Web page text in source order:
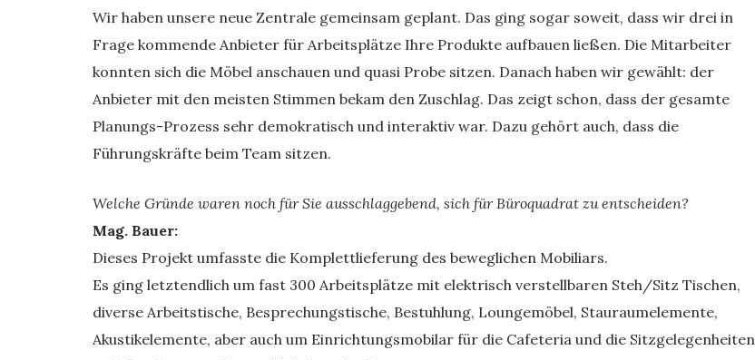
Wir haben unsere neue Zentrale gemeinsam geplant. Das ging sogar soweit, dass wir drei in
Frage kommende Anbieter für Arbeitsplätze Ihre Produkte aufbauen ließen. Die Mitarbeiter
konnten sich die Möbel anschauen und quasi Probe sitzen. Danach haben wir gewählt: der
Anbieter mit den meisten Stimmen bekam den Zuschlag. Das zeigt schon, dass der gesamte
Planungs-Prozess sehr demokratisch und interaktiv war. Dazu gehört auch, dass die
Führungskräfte beim Team sitzen.
Welche Gründe waren noch für Sie ausschlaggebend, sich für Büroquadrat zu entscheiden?
Mag. Bauer:
Dieses Projekt umfasste die Komplettlieferung des beweglichen Mobiliars.
Es ging letztendlich um fast 300 Arbeitsplätze mit elektrisch verstellbaren Steh/Sitz Tischen,
diverse Arbeitstische, Besprechungstische, Bestuhlung, Loungemöbel, Stauraumelemente,
Akustikelemente, aber auch um Einrichtungsmobilar für die Cafeteria und die Sitzgelegenheiten